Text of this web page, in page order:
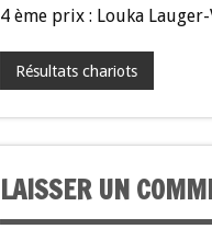
4 ème prix : Louka
Résultats chariots
LAISSER UN